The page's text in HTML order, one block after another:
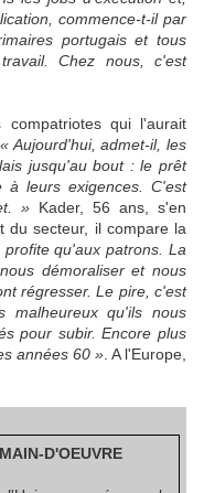
commence-t-il par
portugais et tous
Chez nous, c'est
qui l'aurait
« Aujourd'hui, admet-il, les
jusqu'au bout : le prêt
leurs exigences. C'est
» Kader, 56 ans, s'en
du secteur, il compare la
qu'aux patrons. La
démoraliser et nous
régresser. Le pire, c'est
malheureux qu'ils nous
pour subir. Encore plus
années 60 ». A l'Europe,
D'OEUVRE